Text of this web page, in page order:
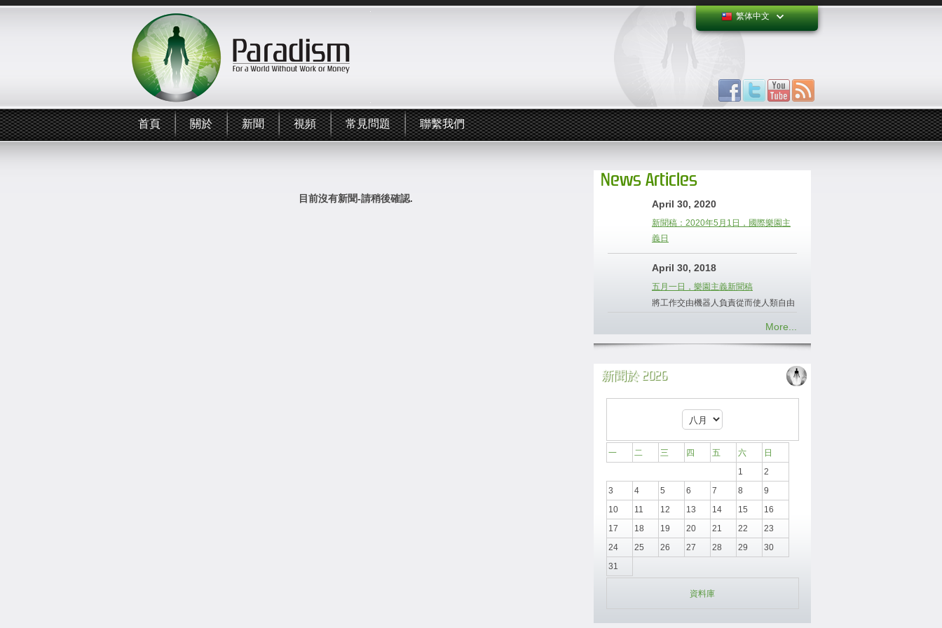
繁体中文
首頁 關於 新聞 視頻 常見問題 聯繫我們
目前沒有新聞-請稍後確認.
News Articles
April 30, 2020
新聞稿：2020年5月1日，國際樂園主
義日
April 30, 2018
五月一日，樂園主義新聞稿
將工作交由機器人負責從而使人類自由
More...
新聞於 2026
一 二 三 四 五 六
日
1
2
3
4 5 6 7 8
9
10
11 12 13 14 15
16
17
18 19 20 21 22
23
24
25 26 27 28 29
30
31
資料庫